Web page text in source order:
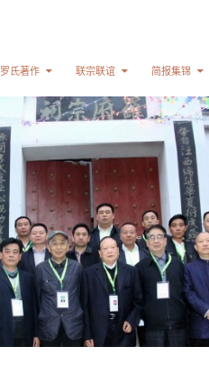
罗氏著作 联宗联谊 简报集锦